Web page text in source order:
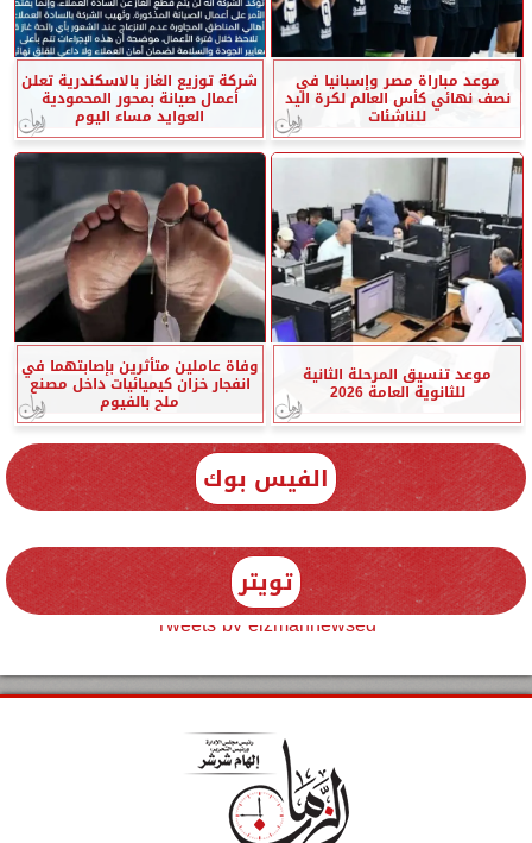
موعد مباراة مصر وإسبانيا في
نصف نهائي كأس العالم لكرة اليد
للناشئات
شركة توزيع الغاز بالاسكندرية تعلن
أعمال صيانة بمحور المحمودية
العوايد مساء اليوم
موعد تنسيق المرحلة الثانية
للثانوية العامة 2026
وفاة عاملين متأثرين بإصابتهما في
انفجار خزان كيميائيات داخل مصنع
ملح بالفيوم
الفيس بوك
تويتر
Tweets by elzmannewseg